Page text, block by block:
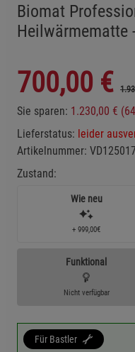
Biomat
Heilwärmematte
700,00 €
Sie sparen: 1.230,00 €
Lieferstatus: leider
Artikelnummer: VD125017
Zustand:
Wie neu
+ 999,00€
Funktional
Nicht verfügbar
Für Bastler